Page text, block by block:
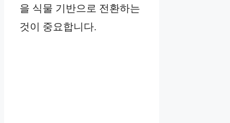
을 식물 기반으로 전환하는
것이 중요합니다.